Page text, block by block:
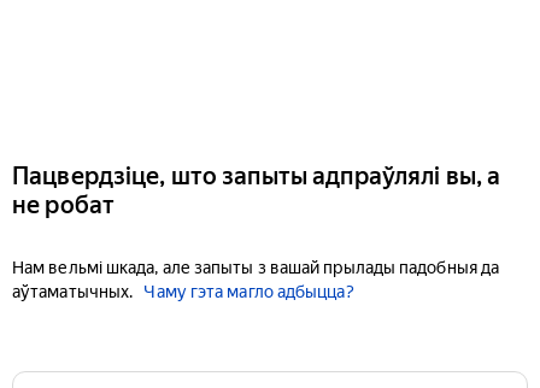
Пацвердзіце, што запыты адпраўлялі вы, а
не робат
Нам вельмі шкада, але запыты з вашай прылады падобныя да
аўтаматычных.
Чаму гэта магло адбыцца?